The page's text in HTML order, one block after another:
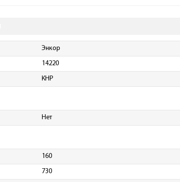
Энкор
14220
КНР
Нет
160
730